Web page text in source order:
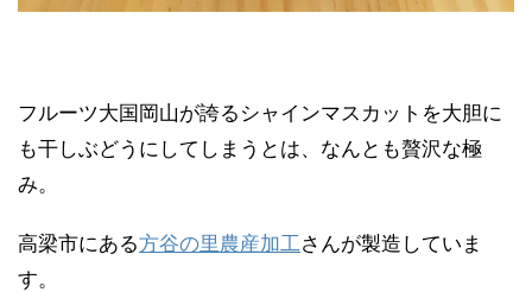
フルーツ大国岡山が誇るシャインマスカットを大胆に
も干しぶどうにしてしまうとは、なんとも贅沢な極
み。
高梁市にある方谷の里農産加工 さんが製造していま
す。